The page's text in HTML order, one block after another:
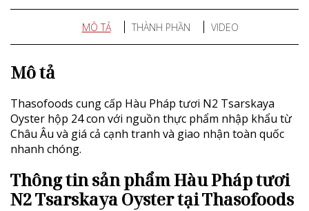
MÔ TẢ THÀNH PHẦN VIDEO
Mô tả
Thasofoods cung cấp Hàu Pháp tươi N2 Tsarskaya
Oyster hộp 24 con với nguồn thực phẩm nhập khẩu từ
Châu Âu và giá cả cạnh tranh và giao nhận toàn quốc
nhanh chóng.
Thông tin sản phẩm Hàu Pháp tươi
N2 Tsarskaya Oyster tại Thasofoods